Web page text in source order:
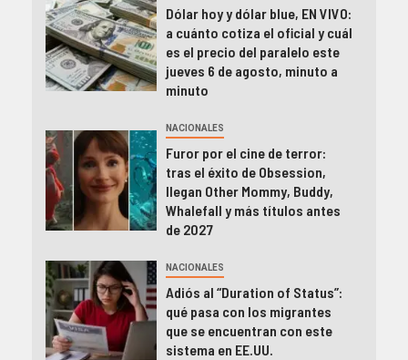
Dólar hoy y dólar blue, EN VIVO:
a cuánto cotiza el oficial y cuál
es el precio del paralelo este
jueves 6 de agosto, minuto a
minuto
NACIONALES
Furor por el cine de terror:
tras el éxito de Obsession,
llegan Other Mommy, Buddy,
Whalefall y más títulos antes
de 2027
NACIONALES
Adiós al “Duration of Status”:
qué pasa con los migrantes
que se encuentran con este
sistema en EE.UU.